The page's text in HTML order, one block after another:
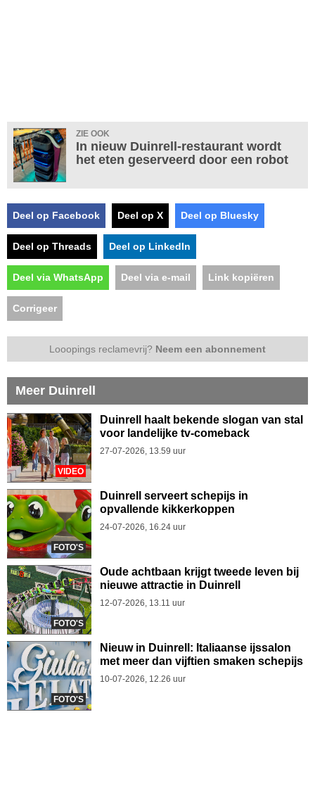
ZIE OOK
In nieuw Duinrell-restaurant wordt
het eten geserveerd door een robot
Deel op Facebook Deel op X Deel op Bluesky
Deel op Threads Deel op LinkedIn
Deel via WhatsApp Deel via e-mail Link kopiëren
Corrigeer
Looopings reclamevrij? Neem een abonnement
Meer Duinrell
VIDEO
Duinrell haalt bekende slogan van stal
voor landelijke tv-comeback
27-07-2026, 13.59 uur
FOTO'S
Duinrell serveert schepijs in
opvallende kikkerkoppen
24-07-2026, 16.24 uur
FOTO'S
Oude achtbaan krijgt tweede leven bij
nieuwe attractie in Duinrell
12-07-2026, 13.11 uur
FOTO'S
Nieuw in Duinrell: Italiaanse ijssalon
met meer dan vijftien smaken schepijs
10-07-2026, 12.26 uur